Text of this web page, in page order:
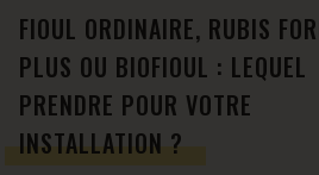
FIOUL ORDINAIRE, RUBIS
PLUS OU BIOFIOUL : LEQUEL
PRENDRE POUR VOTRE
INSTALLATION ?